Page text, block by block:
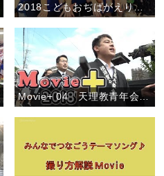
2018こどもおぢばがえり事前企画「わかぎおぢばひのきしん－人のために尽くすよろこび－」
Movie+ 04「天理教青年会 全世界一斉布教月間」